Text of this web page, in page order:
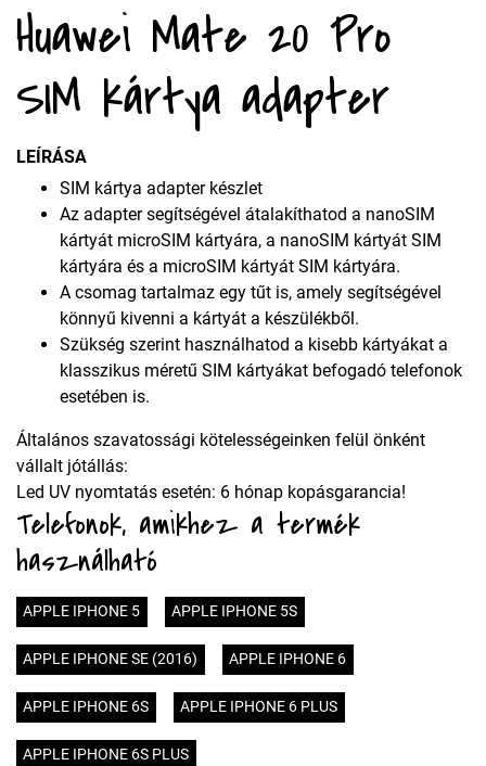
Huawei Mate 20 Pro
SIM kártya adapter
LEÍRÁSA
SIM kártya adapter készlet
Az adapter segítségével átalakíthatod a nanoSIM
kártyát microSIM kártyára, a nanoSIM kártyát SIM
kártyára és a microSIM kártyát SIM kártyára.
A csomag tartalmaz egy tűt is, amely segítségével
könnyű kivenni a kártyát a készülékből.
Szükség szerint használhatod a kisebb kártyákat a
klasszikus méretű SIM kártyákat befogadó telefonok
esetében is.
Általános szavatossági kötelességeinken felül önként
vállalt jótállás:
Led UV nyomtatás esetén: 6 hónap kopásgarancia!
Telefonok, amikhez a termék
használható
APPLE IPHONE 5 APPLE IPHONE 5S
APPLE IPHONE SE (2016) APPLE IPHONE 6
APPLE IPHONE 6S APPLE IPHONE 6 PLUS
APPLE IPHONE 6S PLUS